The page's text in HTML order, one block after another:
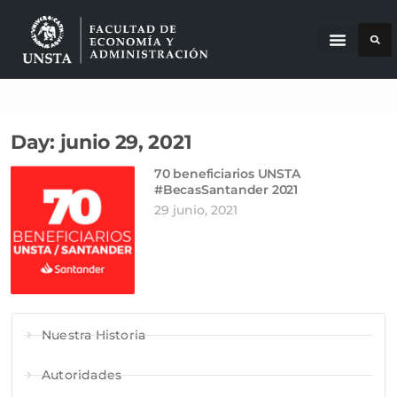
Day: junio 29, 2021
70 beneficiarios UNSTA
#BecasSantander 2021
29 junio, 2021
Nuestra Historia
Autoridades